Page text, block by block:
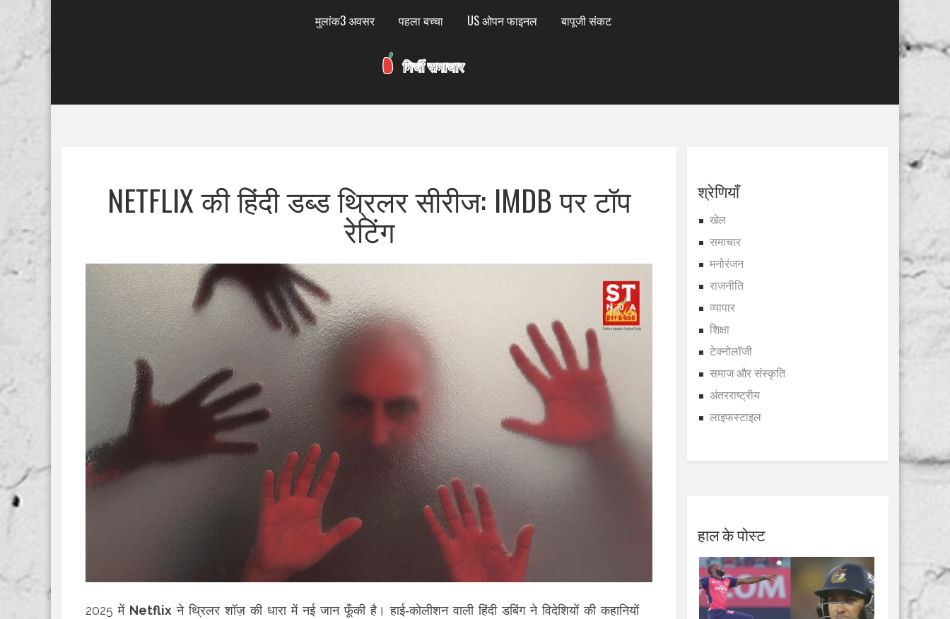
मुलांक3 अवसर पहला बच्चा US ओपन फाइनल बापूजी संकट
NETFLIX की हिंदी डब्ड थ्रिलर सीरीज: IMDB पर टॉप
रेटिंग
2025 में Netflix ने थ्रिलर शॉज़ की धारा में नई जान फूँकी है। हाई‑कोलीशन वाली हिंदी डबिंग ने विदेशियों की कहानियों
श्रेणियाँ
खेल
समाचार
मनोरंजन
राजनीति
व्यापार
शिक्षा
टेक्नोलॉजी
समाज और संस्कृति
अंतरराष्ट्रीय
लाइफस्टाइल
हाल के पोस्ट